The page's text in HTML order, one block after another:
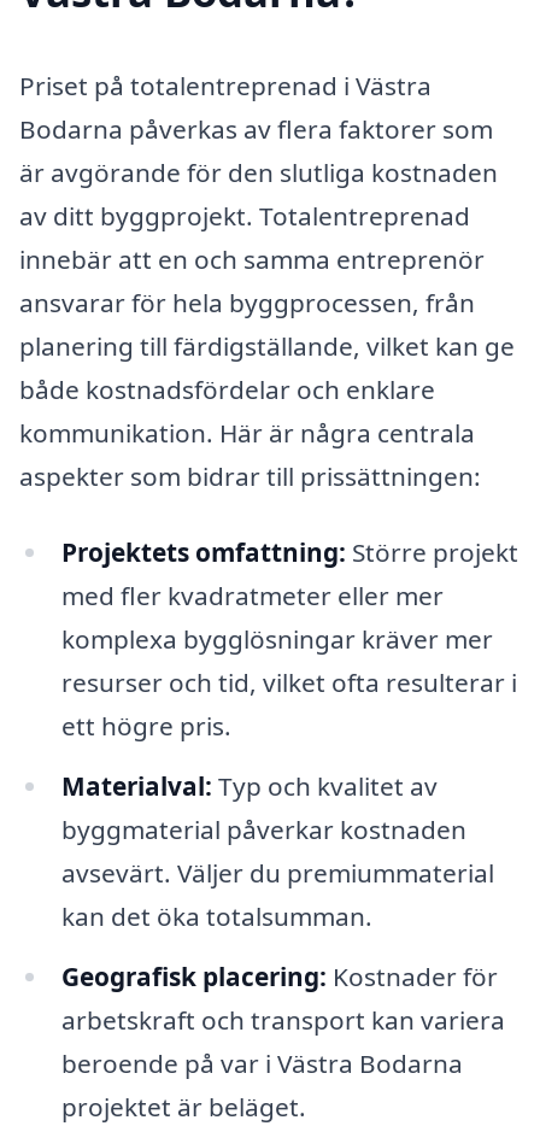
Priset på totalentreprenad i Västra
Bodarna påverkas av flera faktorer som
är avgörande för den slutliga kostnaden
av ditt byggprojekt. Totalentreprenad
innebär att en och samma entreprenör
ansvarar för hela byggprocessen, från
planering till färdigställande, vilket kan ge
både kostnadsfördelar och enklare
kommunikation. Här är några centrala
aspekter som bidrar till prissättningen:
Projektets omfattning: Större projekt
med fler kvadratmeter eller mer
komplexa bygglösningar kräver mer
resurser och tid, vilket ofta resulterar i
ett högre pris.
Materialval: Typ och kvalitet av
byggmaterial påverkar kostnaden
avsevärt. Väljer du premiummaterial
kan det öka totalsumman.
Geografisk placering: Kostnader för
arbetskraft och transport kan variera
beroende på var i Västra Bodarna
projektet är beläget.